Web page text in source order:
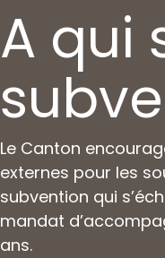
A qui
Le Canton
externes pour les
subvention qui
mandat
ans.